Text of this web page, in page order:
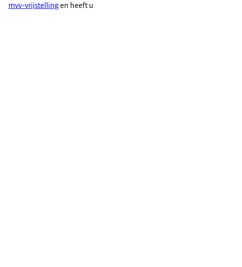
mvv-vrijstellingen heeft u